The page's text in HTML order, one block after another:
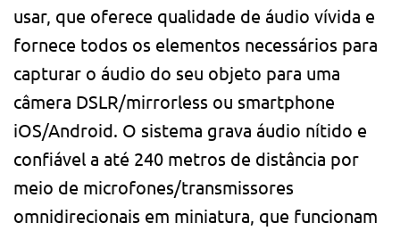
usar, que oferece qualidade de áudio vívida e
fornece todos os elementos necessários para
capturar o áudio do seu objeto para uma
câmera DSLR/mirrorless ou smartphone
iOS/Android. O sistema grava áudio nítido e
confiável a até 240 metros de distância por
meio de microfones/transmissores
omnidirecionais em miniatura, que funcionam